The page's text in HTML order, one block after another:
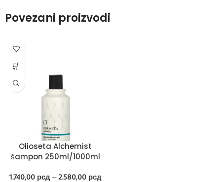
Povezani proizvodi
Olioseta Alchemist
šampon 250ml/1000ml
1.740,00 рсд – 2.580,00 рсд